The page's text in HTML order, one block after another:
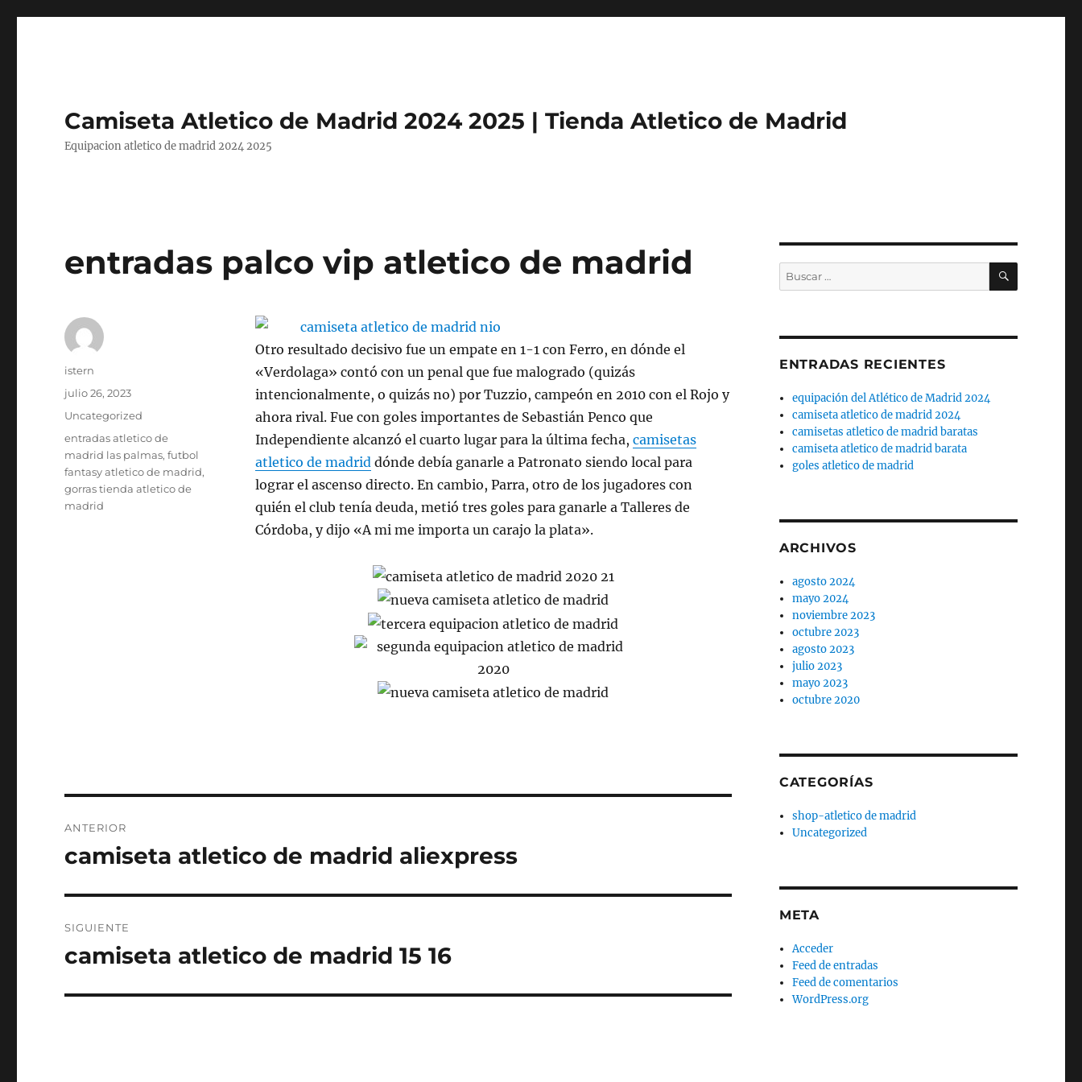
Camiseta Atletico de Madrid 2024 2025 | Tienda Atletico de Madrid
Equipacion atletico de madrid 2024 2025
entradas palco vip atletico de madrid
Otro resultado decisivo fue un empate en 1-1 con Ferro, en dónde el
«Verdolaga» contó con un penal que fue malogrado (quizás
intencionalmente, o quizás no) por Tuzzio, campeón en 2010 con el Rojo y
ahora rival. Fue con goles importantes de Sebastián Penco que
Independiente alcanzó el cuarto lugar para la última fecha, camisetas
atletico de madriddónde debía ganarle a Patronato siendo local para
lograr el ascenso directo. En cambio, Parra, otro de los jugadores con
quién el club tenía deuda, metió tres goles para ganarle a Talleres de
Córdoba, y dijo «A mi me importa un carajo la plata».
Autor
istern
Publicado
julio 26, 2023
Categorías
Uncategorized
Etiquetas
entradas atletico de
madrid las palmas,futbol
fantasy atletico de madrid,
gorras tienda atletico de
madrid
de
ANTERIOR
Entrada
camiseta atletico de madrid aliexpress
SIGUIENTE
Entrada
camiseta atletico de madrid 15 16
Buscar
por:
BUSCAR
ENTRADAS RECIENTES
equipación del Atlético de Madrid 2024
camiseta atletico de madrid 2024
camisetas atletico de madrid baratas
camiseta atletico de madrid barata
goles atletico de madrid
ARCHIVOS
agosto 2024
mayo 2024
noviembre 2023
octubre 2023
agosto 2023
julio 2023
mayo 2023
octubre 2020
CATEGORÍAS
shop-atletico de madrid
Uncategorized
META
Acceder
Feed de entradas
Feed de comentarios
WordPress.org